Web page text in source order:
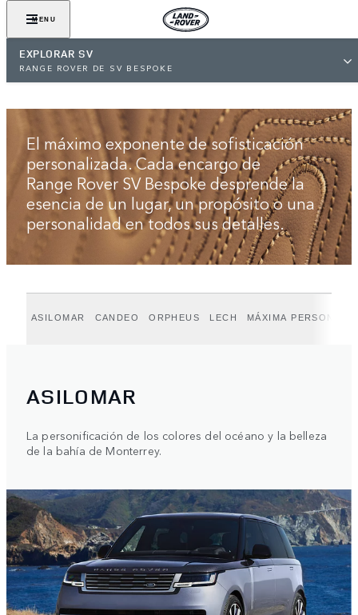
MENU
EXPLORAR SV
RANGE ROVER DE SV BESPOKE
El máximo exponente de sofisticación
personalizada. Cada encargo de
Range Rover SV Bespoke desprende la
esencia de un lugar, un propósito o una
personalidad en todos sus detalles.
ASILOMAR CANDEO ORPHEUS LECH MÁXIMA
ASILOMAR
La personificación de los colores del océano y la belleza
de la bahía de Monterrey.